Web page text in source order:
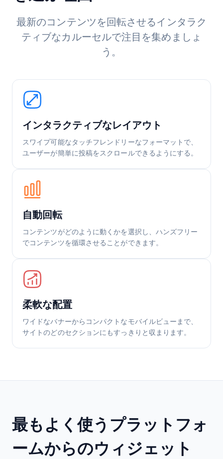
最新のコンテンツを回転させるインタラク
ティブなカルーセルで注目を集めましょ
う。
インタラクティブなレイアウト
スワイプ可能なタッチフレンドリーなフォーマットで、
ユーザーが簡単に投稿をスクロールできるようにする。
自動回転
コンテンツがどのように動くかを選択し、ハンズフリー
でコンテンツを循環させることができます。
柔軟な配置
ワイドなバナーからコンパクトなモバイルビューまで、
サイトのどのセクションにもすっきりと収まります。
最もよく使うプラットフォ
ームからのウィジェット